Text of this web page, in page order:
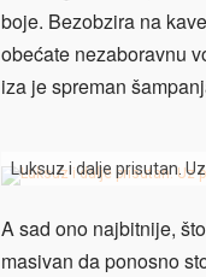
boje. Bezobzira na
obećate nezaboravnu
iza je spreman
Luksuz i dalje prisutan. Uz
A sad ono najbitnije,
masivan da ponosno